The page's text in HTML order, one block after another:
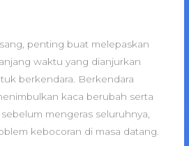
penting buat melepaskan
waktu yang dianjurkan
berkendara. Berkendara
kaca berubah serta
mengeras seluruhnya,
kebocoran di masa datang.